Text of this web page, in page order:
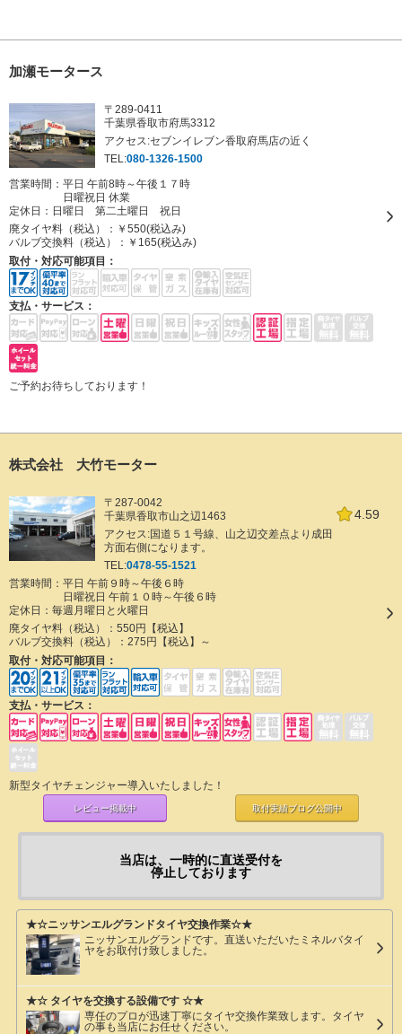
加瀬モータース
〒289-0411
千葉県香取市府馬3312
アクセス:セブンイレブン香取府馬店の近く
TEL:080-1326-1500
営業時間：平日 午前8時～午後１７時
日曜祝日 休業
定休日： 日曜日 第二土曜日 祝日
廃タイヤ料（税込）： ￥550(税込み)
バルブ交換料（税込）： ￥165(税込み)
取付・対応可能項目：
支払・サービス：
ご予約お待ちしております！
株式会社 大竹モーター
4.59
〒287-0042
千葉県香取市山之辺1463
アクセス:国道５１号線、山之辺交差点より成田
方面右側になります。
TEL:0478-55-1521
営業時間：平日 午前９時～午後６時
日曜祝日 午前１０時～午後６時
定休日： 毎週月曜日と火曜日
廃タイヤ料（税込）： 550円【税込】
バルブ交換料（税込）： 275円【税込】～
取付・対応可能項目：
支払・サービス：
新型タイヤチェンジャー導入いたしました！
レビュー掲載中 取付実績ブログ公開中
当店は、一時的に直送受付を
停止しております
★☆ニッサンエルグランドタイヤ交換作業☆★
ニッサンエルグランドです。直送いただいたミネルバタイ
ヤをお取付け致しました。
★☆ タイヤを交換する設備です ☆★
専任のプロが迅速丁寧にタイヤ交換作業致します。タイヤ
の事も当店にお任せください。